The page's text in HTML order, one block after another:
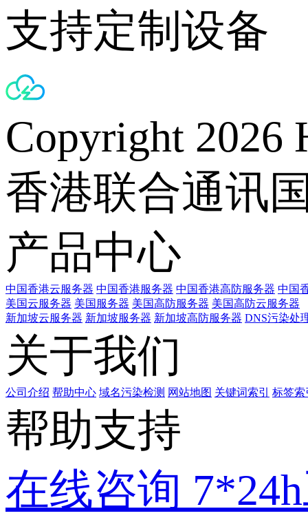
支持定制设备
Copyright 2026
香港联合通讯
产品中心
中国香港云服务器 中国香港服务器 中国香港高防服务器 中国
美国云服务器 美国服务器 美国高防服务器 美国高防云服务器
新加坡云服务器 新加坡服务器 新加坡高防服务器 DNS污染处
关于我们
公司介绍 帮助中心 域名污染检测 网站地图 关键词索引 标签索
帮助支持
在线咨询